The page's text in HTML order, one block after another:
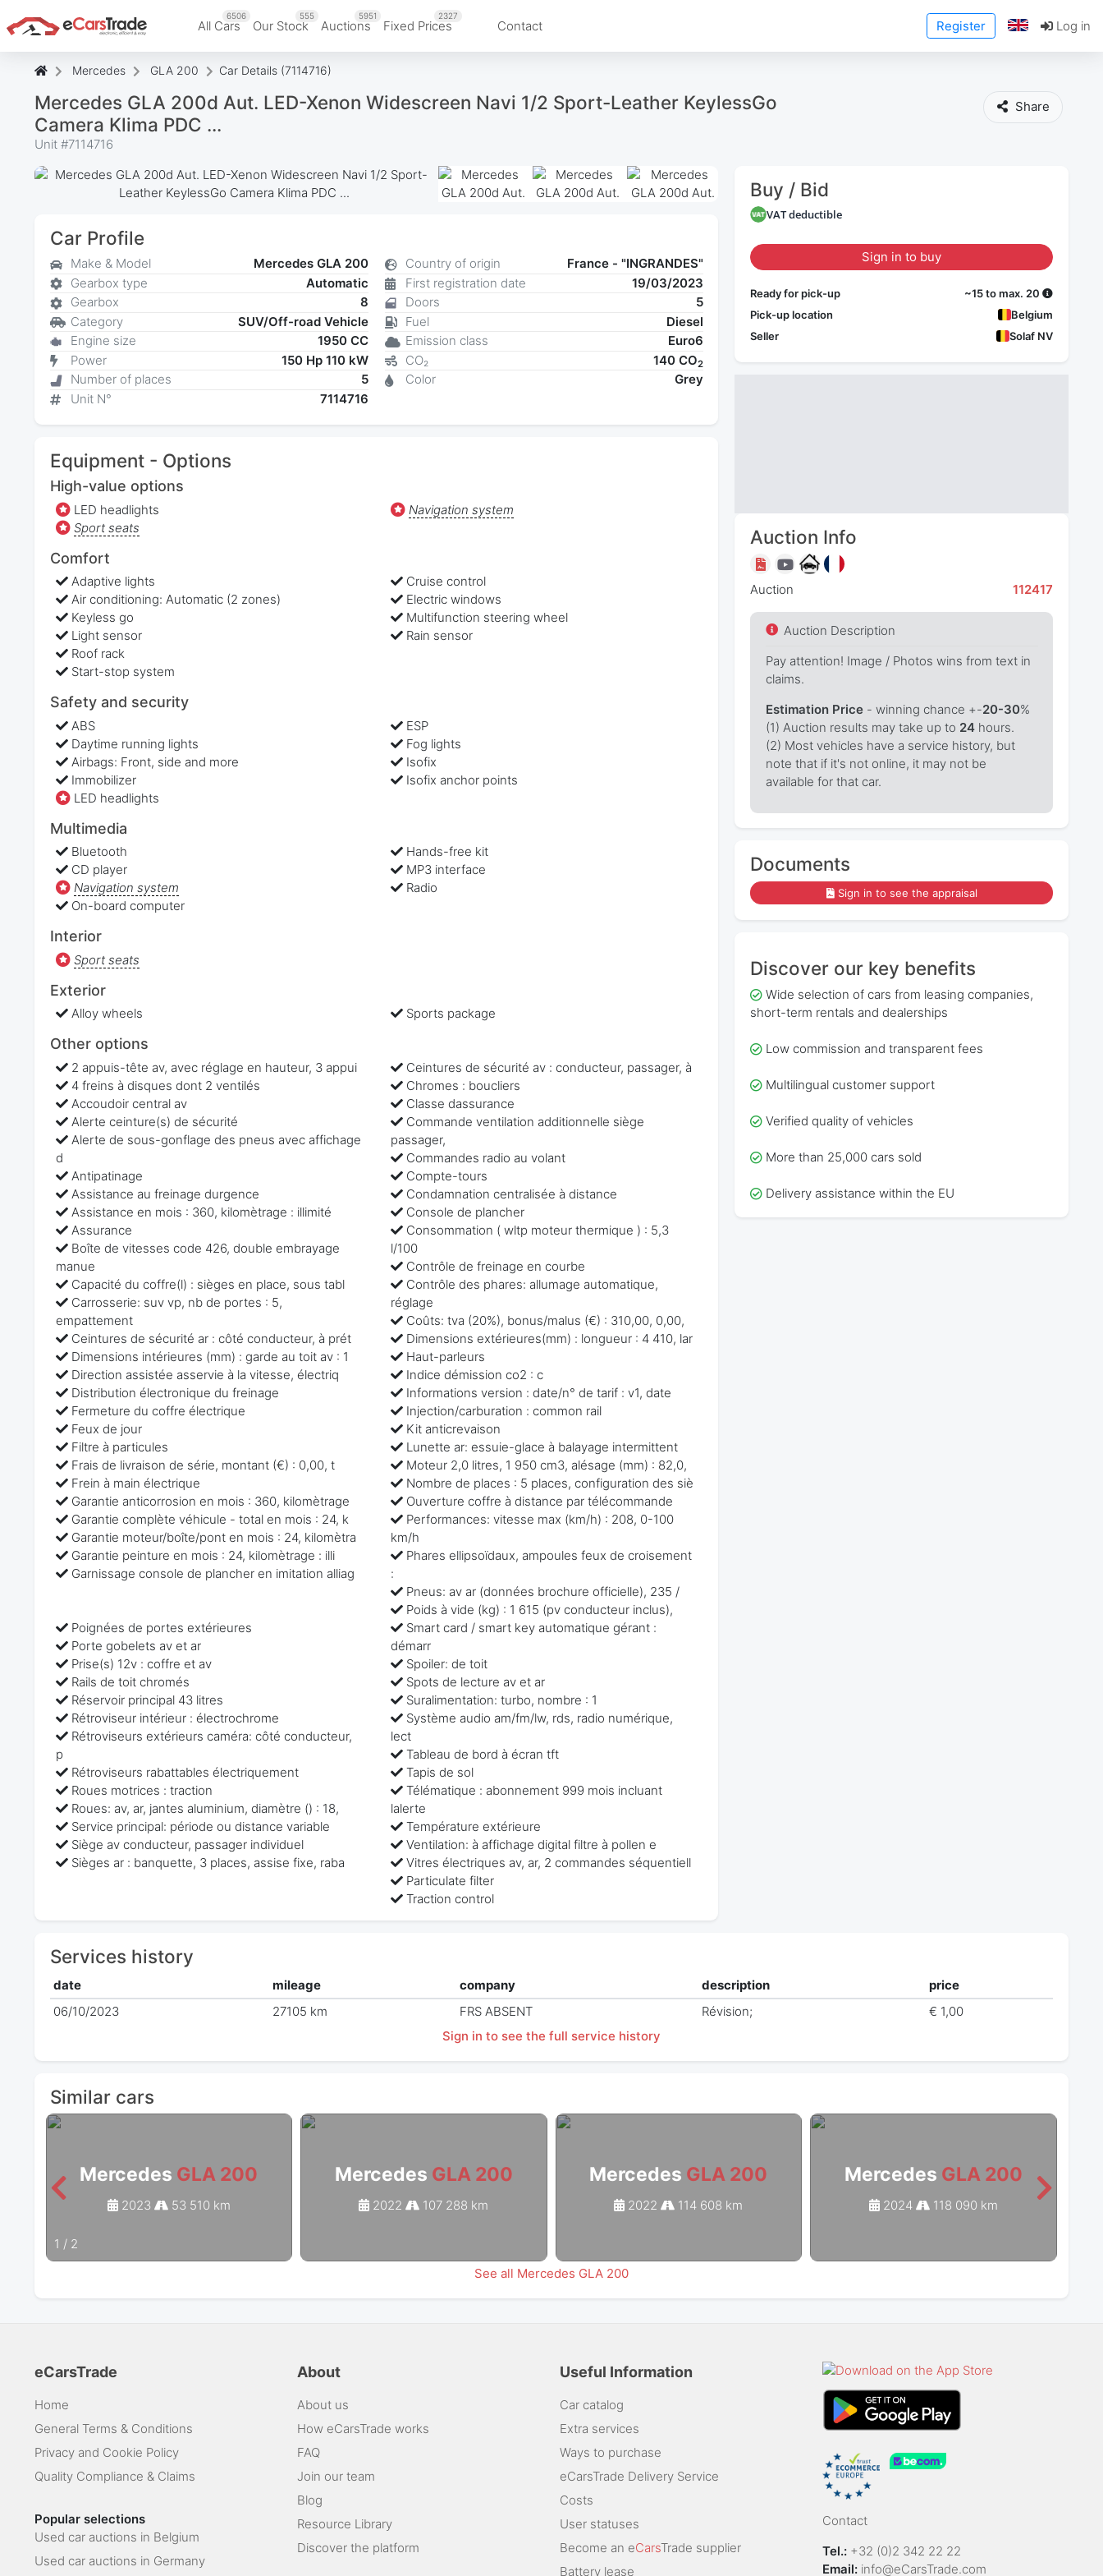
All Cars
6506
Our Stock
555
Auctions
5951
Fixed Prices
2327
Contact Register Log in
Mercedes GLA 200 Car Details (7114716)
Mercedes GLA 200d Aut. LED-Xenon Widescreen Navi 1/2 Sport-Leather KeylessGo
Camera Klima PDC ...
Unit #7114716
Share
Buy / Bid
VAT deductible
Sign in to buy
Ready for pick-up
~15 to max. 20
Pick-up location
Belgium
Seller
Solaf NV
Auction Info
Auction 112417
Auction Description
Pay attention! Image / Photos wins from text in
claims.
Estimation Price- winning chance +-20-30%
(1) Auction results may take up to 24hours.
(2) Most vehicles have a service history, but
note that if it's not online, it may not be
available for that car.
Documents
Sign in to see the appraisal
Discover our key benefits
Wide selection of cars from leasing companies,
short-term rentals and dealerships
Low commission and transparent fees
Multilingual customer support
Verified quality of vehicles
More than 25,000 cars sold
Delivery assistance within the EU
Sign in to see all photos
Car Profile
Make & Model
Mercedes GLA 200
Gearbox type
Automatic
Gearbox
8
Category
SUV/Off-road Vehicle
Engine size
1950 CC
Power
150 Hp 110 kW
Number of places
5
Unit N°
7114716
Country of origin
France - "INGRANDES"
First registration date
19/03/2023
Doors
5
Fuel
Diesel
Emission class
Euro6
CO₂
140 CO2
Color Grey
Equipment - Options
High-value options
LED headlights
Navigation system
Sport seats
Comfort
Adaptive lights
Air conditioning: Automatic (2 zones)
Cruise control
Electric windows
Keyless go
Light sensor
Multifunction steering wheel
Rain sensor
Roof rack
Start-stop system
Safety and security
ABS
Daytime running lights
ESP
Fog lights
Airbags: Front, side and more
Immobilizer
Isofix
Isofix anchor points
LED headlights
Multimedia
Bluetooth
CD player
Hands-free kit
MP3 interface
Navigation system
On-board computer
Radio
Interior
Sport seats
Exterior
Alloy wheels Sports package
Other options
2 appuis-tête av, avec réglage en hauteur, 3 appui
4 freins à disques dont 2 ventilés
Accoudoir central av
Alerte ceinture(s) de sécurité
Alerte de sous-gonflage des pneus avec affichage
d
Antipatinage
Assistance au freinage durgence
Assistance en mois : 360, kilomètrage : illimité
Assurance
Boîte de vitesses code 426, double embrayage
manue
Capacité du coffre(l) : sièges en place, sous tabl
Carrosserie: suv vp, nb de portes : 5,
empattement
Ceintures de sécurité ar : côté conducteur, à prét
Ceintures de sécurité av : conducteur, passager, à
Chromes : boucliers
Classe dassurance
Commande ventilation additionnelle siège
passager,
Commandes radio au volant
Compte-tours
Condamnation centralisée à distance
Console de plancher
Consommation ( wltp moteur thermique ) : 5,3
l/100
Contrôle de freinage en courbe
Contrôle des phares: allumage automatique,
réglage
Coûts: tva (20%), bonus/malus (€) : 310,00, 0,00,
Dimensions extérieures(mm) : longueur : 4 410, lar
Dimensions intérieures (mm) : garde au toit av : 1
Direction assistée asservie à la vitesse, électriq
Distribution électronique du freinage
Fermeture du coffre électrique
Feux de jour
Filtre à particules
Frais de livraison de série, montant (€) : 0,00, t
Frein à main électrique
Garantie anticorrosion en mois : 360, kilomètrage
Garantie complète véhicule - total en mois : 24, k
Garantie moteur/boîte/pont en mois : 24, kilomètra
Garantie peinture en mois : 24, kilomètrage : illi
Garnissage console de plancher en imitation alliag
Haut-parleurs
Indice démission co2 : c
Informations version : date/n° de tarif : v1, date
Injection/carburation : common rail
Kit anticrevaison
Lunette ar: essuie-glace à balayage intermittent
Moteur 2,0 litres, 1 950 cm3, alésage (mm) : 82,0,
Nombre de places : 5 places, configuration des siè
Ouverture coffre à distance par télécommande
Performances: vitesse max (km/h) : 208, 0-100
km/h
Phares ellipsoïdaux, ampoules feux de croisement
:
Pneus: av ar (données brochure officielle), 235 /
Poids à vide (kg) : 1 615 (pv conducteur inclus),
Poignées de portes extérieures
Porte gobelets av et ar
Prise(s) 12v : coffre et av
Rails de toit chromés
Réservoir principal 43 litres
Rétroviseur intérieur : électrochrome
Rétroviseurs extérieurs caméra: côté conducteur,
p
Rétroviseurs rabattables électriquement
Roues motrices : traction
Roues: av, ar, jantes aluminium, diamètre () : 18,
Service principal: période ou distance variable
Siège av conducteur, passager individuel
Sièges ar : banquette, 3 places, assise fixe, raba
Smart card / smart key automatique gérant :
démarr
Spoiler: de toit
Spots de lecture av et ar
Suralimentation: turbo, nombre : 1
Système audio am/fm/lw, rds, radio numérique,
lect
Tableau de bord à écran tft
Tapis de sol
Télématique : abonnement 999 mois incluant
lalerte
Température extérieure
Ventilation: à affichage digital filtre à pollen e
Vitres électriques av, ar, 2 commandes séquentiell
Particulate filter
Traction control
Services history
date mileage company description
price
06/10/2023
27105 km FRS ABSENT Révision;
€ 1,00
Sign in to see the full service history
Similar cars
Mercedes GLA 200
2023 53 510 km
Mercedes GLA 200
2022 107 288 km
Mercedes GLA 200
2022 114 608 km
Mercedes GLA 200
2024 118 090 km
1 / 2
See all Mercedes GLA 200
eCarsTrade
Home
General Terms & Conditions
Privacy and Cookie Policy
Quality Compliance & Claims
Popular selections
Used car auctions in Belgium
Used car auctions in Germany
About
About us
How eCarsTrade works
FAQ
Join our team
Blog
Resource Library
Discover the platform
Useful Information
Car catalog
Extra services
Ways to purchase
eCarsTrade Delivery Service
Costs
User statuses
Become an eCarsTrade supplier
Battery lease
Contact
Tel.: +32 (0)2 342 22 22
Email: info@eCarsTrade.com